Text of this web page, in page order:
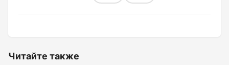
Читайте также